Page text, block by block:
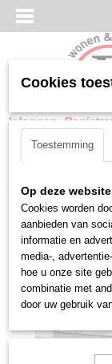
Inloggen
Home >
Opbergbedden Sibilla
Cookies
Toestemming
Op deze
Cookies worden
aanbieden van
informatie en
media-,
hoe u onze site
combinatie met
door uw gebruik